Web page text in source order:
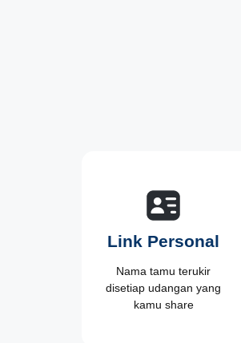
Link Personal
Nama tamu terukir
disetiap udangan yang
kamu share